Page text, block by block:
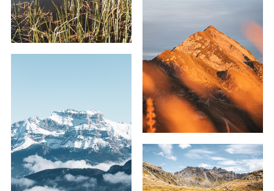
59,00€–129,00€
69,00€–209,00€
59,00€–179,00€